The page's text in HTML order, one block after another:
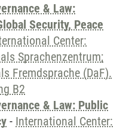
& Law:
Security, Peace
Center:
Sprachenzentrum;
Fremdsprache (DaF).
B2
& Law: Public
- International Center: